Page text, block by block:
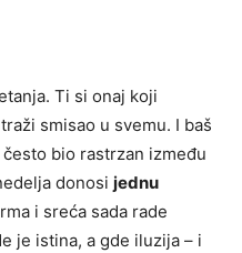
Ti si onaj koji
smisao u svemu. I baš
bio rastrzan između
donosi jednu
i sreća sada rade
je istina, a gde iluzija – i